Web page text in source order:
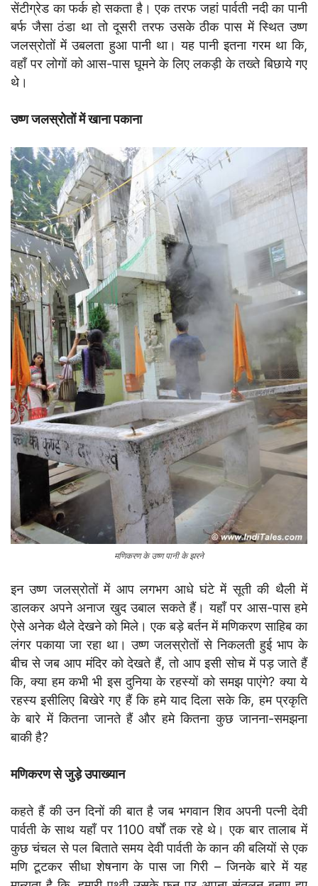
सेंटीग्रेड का फर्क हो सकता है। एक तरफ जहां पार्वती नदी का पानी
बर्फ जैसा ठंडा था तो दूसरी तरफ उसके ठीक पास में स्थित उष्ण
जलस्रोतों में उबलता हुआ पानी था। यह पानी इतना गरम था कि,
वहाँ पर लोगों को आस-पास घूमने के लिए लकड़ी के तख्ते बिछाये गए
थे।
उष्ण जलस्रोतों में खाना पकाना
मणिकरण के उष्ण पानी के झरने
इन उष्ण जलस्रोतों में आप लगभग आधे घंटे में सूती की थैली में
डालकर अपने अनाज खुद उबाल सकते हैं। यहाँ पर आस-पास हमे
ऐसे अनेक थैले देखने को मिले। एक बड़े बर्तन में मणिकरण साहिब का
लंगर पकाया जा रहा था। उष्ण जलस्रोतों से निकलती हुई भाप के
बीच से जब आप मंदिर को देखते हैं, तो आप इसी सोच में पड़ जाते हैं
कि, क्या हम कभी भी इस दुनिया के रहस्यों को समझ पाएंगे? क्या ये
रहस्य इसीलिए बिखेरे गए हैं कि हमे याद दिला सके कि, हम प्रकृति
के बारे में कितना जानते हैं और हमे कितना कुछ जानना-समझना
बाकी है?
मणिकरण से जुड़े उपाख्यान
कहते हैं की उन दिनों की बात है जब भगवान शिव अपनी पत्नी देवी
पार्वती के साथ यहाँ पर 1100 वर्षों तक रहे थे। एक बार तालाब में
कुछ चंचल से पल बिताते समय देवी पार्वती के कान की बलियों से एक
मणि टूटकर सीधा शेषनाग के पास जा गिरी – जिनके बारे में यह